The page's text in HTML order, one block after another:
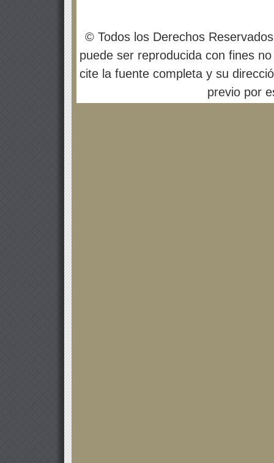
© Todos los Derechos
puede ser reproducida con fines
cite la fuente completa y su
previo por